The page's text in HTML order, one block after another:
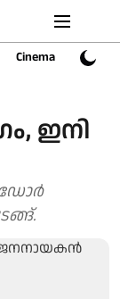
Cinema Sports
ഇനി